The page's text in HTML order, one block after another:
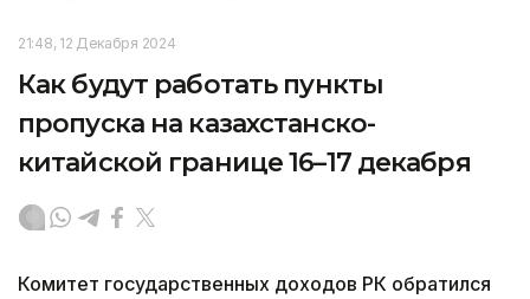
21:48, 12 Декабря 2024
Как будут работать пункты
пропуска на казахстанско-
китайской границе 16–17 декабря
Комитет государственных доходов РК обратился